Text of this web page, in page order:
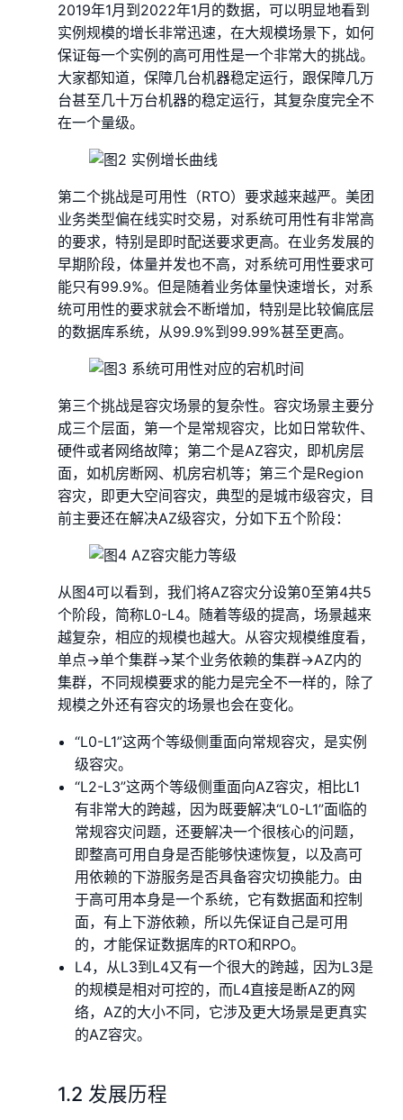
2019年1月到2022年1月的数据，可以明显地看到
实例规模的增长非常迅速，在大规模场景下，如何
保证每一个实例的高可用性是一个非常大的挑战。
大家都知道，保障几台机器稳定运行，跟保障几万
台甚至几十万台机器的稳定运行，其复杂度完全不
在一个量级。
第二个挑战是可用性（RTO）要求越来越严。美团
业务类型偏在线实时交易，对系统可用性有非常高
的要求，特别是即时配送要求更高。在业务发展的
早期阶段，体量并发也不高，对系统可用性要求可
能只有99.9%。但是随着业务体量快速增长，对系
统可用性的要求就会不断增加，特别是比较偏底层
的数据库系统，从99.9%到99.99%甚至更高。
第三个挑战是容灾场景的复杂性。容灾场景主要分
成三个层面，第一个是常规容灾，比如日常软件、
硬件或者网络故障；第二个是AZ容灾，即机房层
面，如机房断网、机房宕机等；第三个是Region
容灾，即更大空间容灾，典型的是城市级容灾，目
前主要还在解决AZ级容灾，分如下五个阶段：
从图4可以看到，我们将AZ容灾分设第0至第4共5
个阶段，简称L0-L4。随着等级的提高，场景越来
越复杂，相应的规模也越大。从容灾规模维度看，
单点->单个集群->某个业务依赖的集群->AZ内的
集群，不同规模要求的能力是完全不一样的，除了
规模之外还有容灾的场景也会在变化。
“L0-L1”这两个等级侧重面向常规容灾，是实例
级容灾。
“L2-L3”这两个等级侧重面向AZ容灾，相比L1
有非常大的跨越，因为既要解决“L0-L1”面临的
常规容灾问题，还要解决一个很核心的问题，
即整高可用自身是否能够快速恢复，以及高可
用依赖的下游服务是否具备容灾切换能力。由
于高可用本身是一个系统，它有数据面和控制
面，有上下游依赖，所以先保证自己是可用
的，才能保证数据库的RTO和RPO。
L4，从L3到L4又有一个很大的跨越，因为L3是
的规模是相对可控的，而L4直接是断AZ的网
络，AZ的大小不同，它涉及更大场景是更真实
的AZ容灾。
1.2 发展历程